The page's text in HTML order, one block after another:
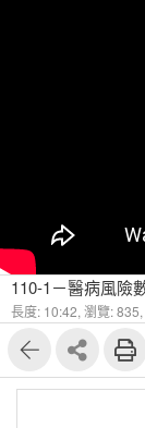
長度: 10:42, 瀏覽: 835,